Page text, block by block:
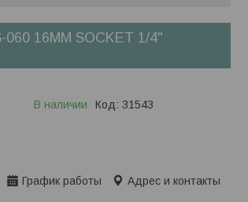
060 16MM SOCKET 1/4"
В наличии Код: 31543
График работы Адрес и контакты